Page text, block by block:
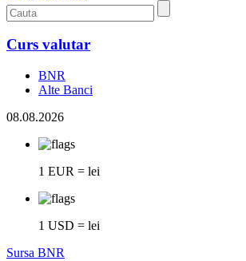
Curs valutar
BNR
Alte Banci
08.08.2026
1 EUR = lei
1 USD = lei
Sursa BNR